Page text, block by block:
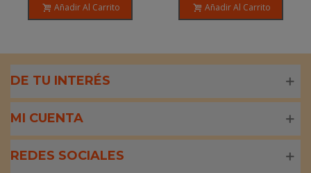
Añadir Al Carrito Añadir Al Carrito
DE TU INTERÉS
MI CUENTA
REDES SOCIALES